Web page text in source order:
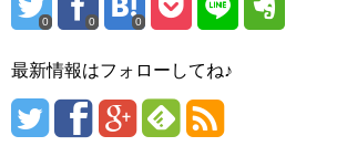
0 0 0
最新情報はフォローしてね♪